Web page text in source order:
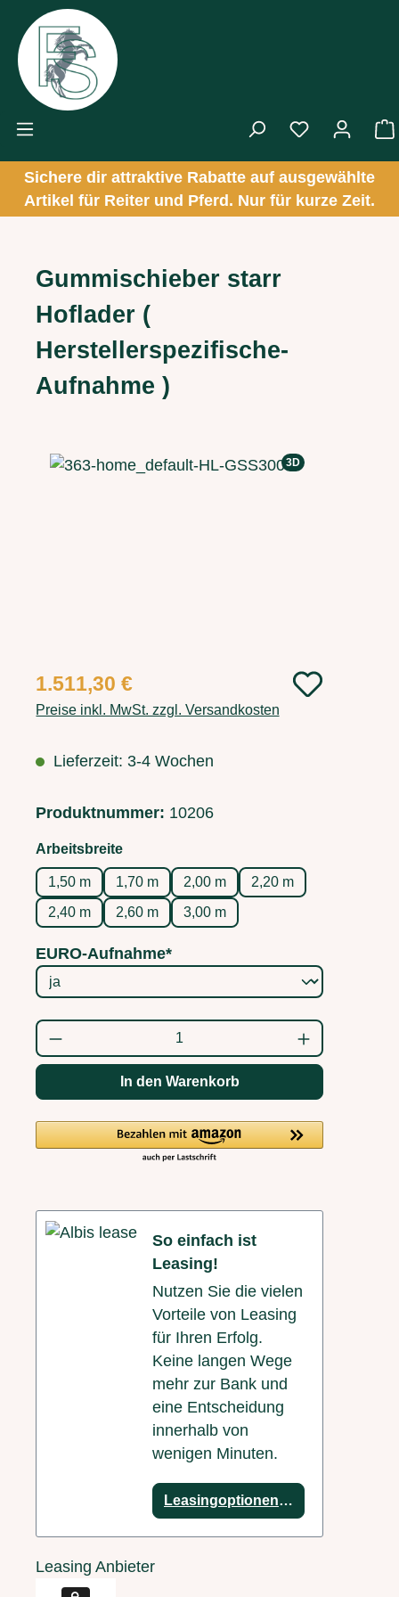
Zum Hauptinhalt springen
Sichere dir attraktive Rabatte auf ausgewählte
Artikel für Reiter und Pferd. Nur für kurze Zeit.
Gummischieber starr
Hoflader (
Herstellerspezifische-
Aufnahme )
Bildergalerie überspringen 3D
Regulärer Preis:
1.511,30 €
Preise inkl. MwSt. zzgl. Versandkosten
Lieferzeit: 3-4 Wochen
Produktnummer: 10206
Arbeitsbreiteauswählen
1,50 m 1,70 m 2,00 m
2,20 m
2,40 m
2,60 m 3,00 m
EURO-Aufnahme*
Produkt Anzahl: Gib den gewünschten
In den Warenkorb
So einfach ist
Leasing!
Nutzen Sie die vielen
Vorteile von Leasing
für Ihren Erfolg.
Keine langen Wege
mehr zur Bank und
eine Entscheidung
innerhalb von
wenigen Minuten.
Leasingoptionen anzeigen
Leasing Anbieter